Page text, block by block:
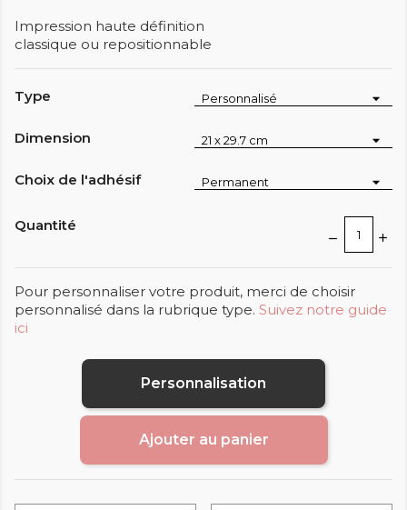
Impression haute définition
classique ou repositionnable
Type
Dimension
Choix de l'adhésif
Quantité
Pour personnaliser votre produit, merci de choisir
personnalisé dans la rubrique type. Suivez notre guide
ici
Personnalisation
Ajouter au panier